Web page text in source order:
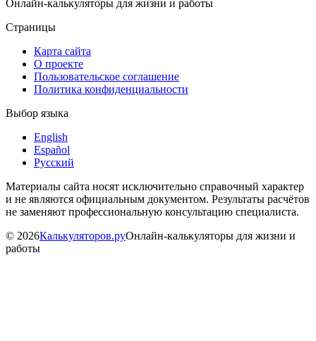
Онлайн-калькуляторы для жизни и работы
Страницы
Карта сайта
О проекте
Пользовательское соглашение
Политика конфиденциальности
Выбор языка
English
Español
Русский
Материалы сайта носят исключительно справочный характер
и не являются официальным документом. Результаты расчётов
не заменяют профессиональную консультацию специалиста.
© 2026Калькуляторов.руОнлайн-калькуляторы для жизни и
работы